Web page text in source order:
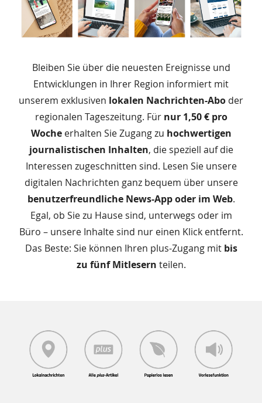
Bleiben Sie über die neuesten Ereignisse und
Entwicklungen in Ihrer Region informiert mit
unserem exklusiven lokalen Nachrichten-Abo der
regionalen Tageszeitung. Für nur 1,50 € pro
Wocheerhalten Sie Zugang zu hochwertigen
journalistischen Inhalten, die speziell auf die
Interessen zugeschnitten sind. Lesen Sie unsere
digitalen Nachrichten ganz bequem über unsere
benutzerfreundliche News-App oder im Web.
Egal, ob Sie zu Hause sind, unterwegs oder im
Büro – unsere Inhalte sind nur einen Klick entfernt.
Das Beste: Sie können Ihren plus-Zugang mit bis
zu fünf Mitlesern teilen.
Zusätzliche
Informationen